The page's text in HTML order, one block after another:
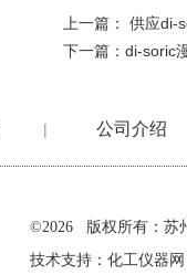
上一篇： 供应di-
下一篇： di-soric
| 公司介绍
©2026 版权所有：苏
技术支持： 化工仪器网